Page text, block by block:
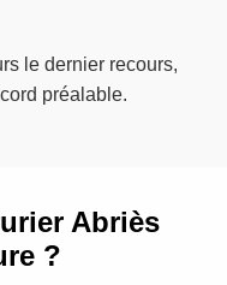
le dernier recours,
préalable.
Abriès
?